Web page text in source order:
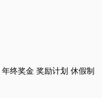
年终奖金 奖励计划 休假制